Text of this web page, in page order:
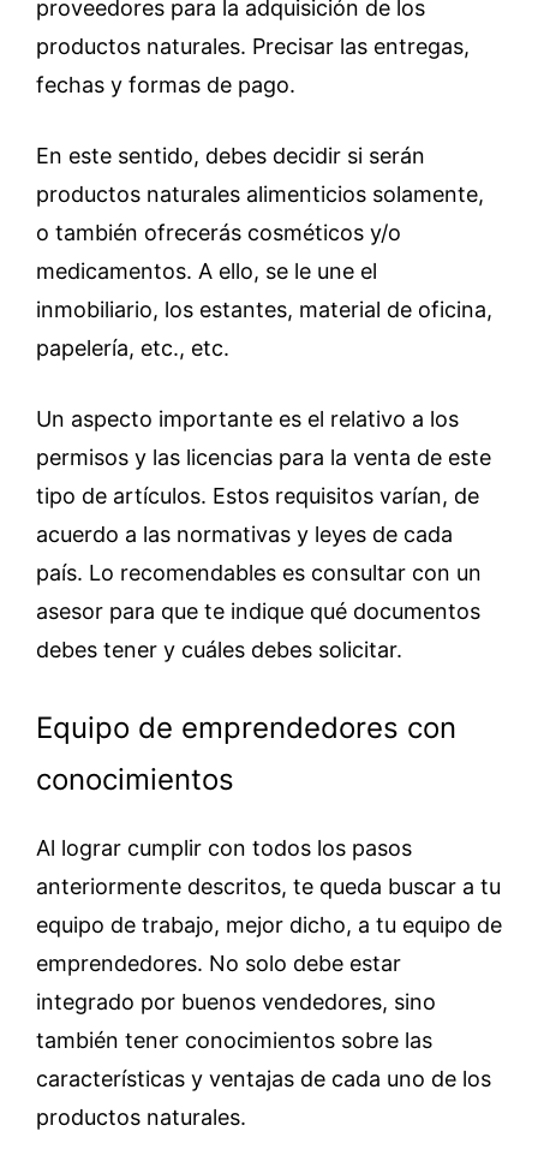
proveedores para la adquisición de los
productos naturales. Precisar las entregas,
fechas y formas de pago.
En este sentido, debes decidir si serán
productos naturales alimenticios solamente,
o también ofrecerás cosméticos y/o
medicamentos. A ello, se le une el
inmobiliario, los estantes, material de oficina,
papelería, etc., etc.
Un aspecto importante es el relativo a los
permisos y las licencias para la venta de este
tipo de artículos. Estos requisitos varían, de
acuerdo a las normativas y leyes de cada
país. Lo recomendables es consultar con un
asesor para que te indique qué documentos
debes tener y cuáles debes solicitar.
Equipo de emprendedores con
conocimientos
Al lograr cumplir con todos los pasos
anteriormente descritos, te queda buscar a tu
equipo de trabajo, mejor dicho, a tu equipo de
emprendedores. No solo debe estar
integrado por buenos vendedores, sino
también tener conocimientos sobre las
características y ventajas de cada uno de los
productos naturales.